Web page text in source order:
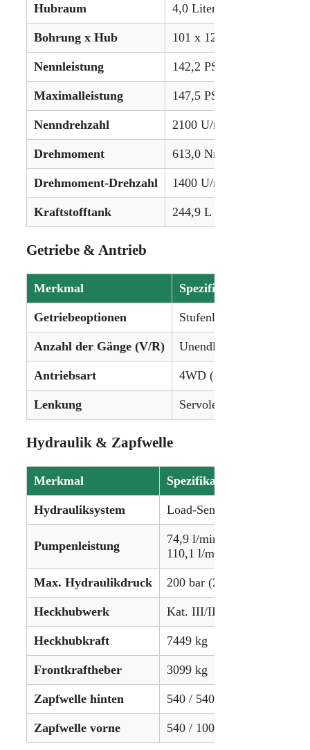
Hubraum 4,0 Liter (246,4 in³)
Bohrung x Hub 101 x 126 mm
Nennleistung 142,2 PS (106,0 kW)
Maximalleistung 147,5 PS (110,0 kW)
Nenndrehzahl 2100 U/min
Drehmoment 613,0 Nm (452,1 lb-ft)
Drehmoment-Drehzahl 1400 U/min
Kraftstofftank 244,9 L (64,7 gal)
Getriebe & Antrieb
Merkmal Spezifikation
Getriebeoptionen Stufenloses Vario-
Anzahl der Gänge (V/R) Unendlich variable Gänge
Antriebsart 4WD (Allrad)
Lenkung Servolenkung
Hydraulik & Zapfwelle
Merkmal Spezifikation
Hydrauliksystem Load-Sensing
Pumpenleistung
74,9 l/min (Standard)
110,1 l/min (Optional)
Max. Hydraulikdruck 200 bar (2900 psi)
Heckhubwerk Kat. III/II
Heckhubkraft 7449 kg
Frontkraftheber 3099 kg
Zapfwelle hinten 540 / 540E / 1000 U/min
Zapfwelle vorne 540 / 1000 U/min